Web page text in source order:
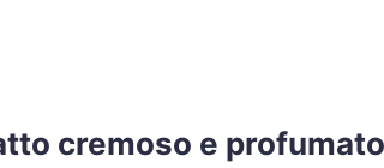
cremoso e profumato